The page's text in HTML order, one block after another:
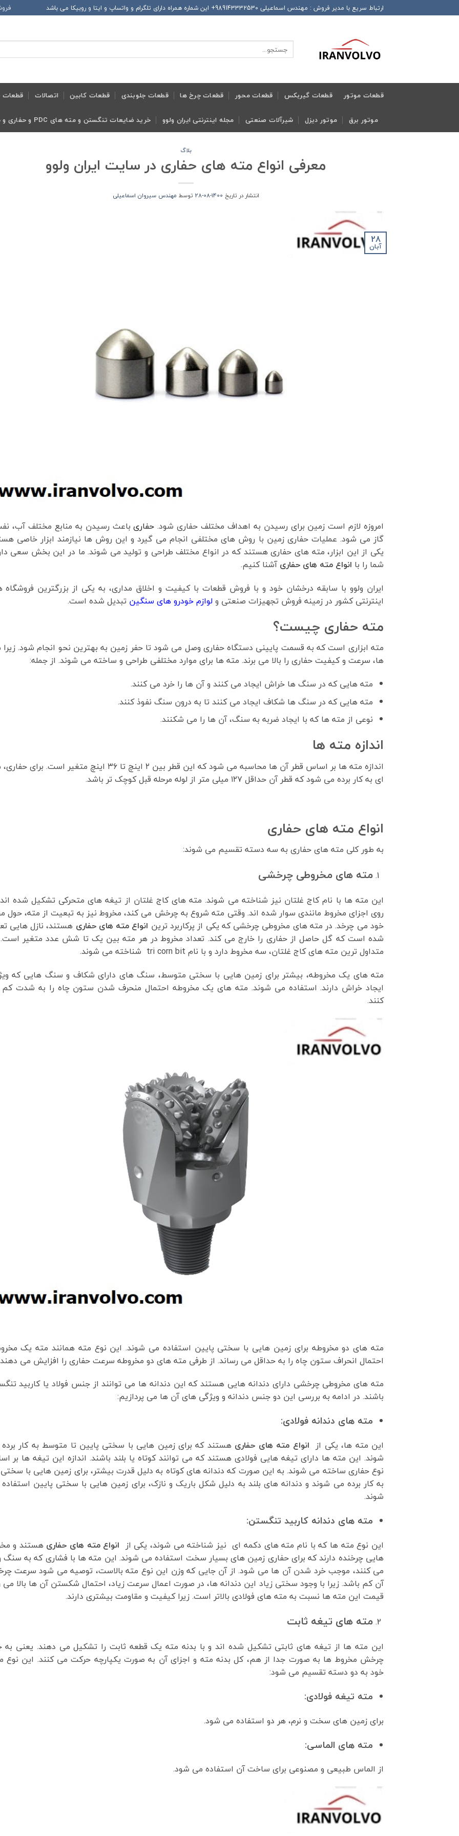
to
ارتباط سریع با مدیر فروش : مهندس اسماعیلی 989143332530+ این شماره همراه دارای تلگرام و واتساپ و ایتا و روبیکا می باشد
جستجو
برای:
قطعات موتور قطعات گیربکس قطعات محور قطعات چرخ ها قطعات جلوبندی قطعات کابین اتصالات قطعات
موتور برق موتور دیزل شیرآلات صنعتی مجله اینترنتی ایران ولوو خرید ضایعات تنگستن و مته های PDC و حفاری و معدنی و ابزار تراش
بلاگ
معرفی انواع مته های حفاری در سایت ایران ولوو
انتشار در تاریخ 1400-08-28 توسط مهندس سیروان اسماعیلی
28
آبان
امروزه لازم است زمین برای رسیدن به اهداف مختلف حفاری شود. حفاریباعث رسیدن به منابع مختلف آب،
گاز می شود. عملیات حفاری زمین با روش های مختلفی انجام می گیرد و این روش ها نیازمند ابزار خاصی
یکی از این ابزار، مته های حفاری هستند که در انواع مختلف طراحی و تولید می شوند. ما در این بخش سعی
شما را با انواع مته های حفاریآشنا کنیم.
ایران ولوو با سابقه درخشان خود و با فروش قطعات با کیفیت و اخلاق مداری، به یکی از بزرگترین فروشگاه
اینترنتی کشور در زمینه فروش تجهیزات صنعتی ولوازم خودرو های سنگین تبدیل شده است.
مته حفاری چیست؟
مته ابزاری است که به قسمت پایینی دستگاه حفاری وصل می شود تا حفر زمین به بهترین نحو انجام شود. زیرا
ها، سرعت و کیفیت حفاری را بالا می برند. مته ها برای موارد مختلفی طراحی و ساخته می شوند. از جمله:
مته هایی که در سنگ ها خراش ایجاد می کنند و آن ها را خرد می کنند.
مته هایی که در سنگ ها شکاف ایجاد می کنند تا به درون سنگ نفوذ کنند.
نوعی از مته ها که با ایجاد ضربه به سنگ، آن ها را می شکنند.
اندازه مته ها
اندازه مته ها بر اساس قطر آن ها محاسبه می شود که این قطر بین ۲ اینچ تا ۳۶ اینچ متغیر است.
ای به کار برده می شود که قطر آن حداقل ۱۲۷ میلی متر از لوله مرحله قبل کوچک تر باشد.
انواع مته های حفاری
به طور کلی مته های حفاری به سه دسته تقسیم می شوند:
مته های مخروطی چرخشی
این مته ها با نام کاج غلتان نیز شناخته می شوند. مته های کاج غلتان از تیغه های متحرکی تشکیل شده
روی اجزای مخروط مانندی سوار شده اند. وقتی مته شروع به چرخش می کند، مخروط نیز به تبعیت از مته، حول
خود می چرخد. در مته های مخروطی چرخشی که یکی از پرکاربرد ترین انواع مته های حفاری هستند، نازل هایی
شده است که گل حاصل از حفاری را خارج می کند. تعداد مخروط در هر مته بین یک تا شش عدد متغیر است.
متداول ترین مته های کاج غلتان، سه مخروط دارد و با نام tri corn bit شناخته می شوند.
مته های یک مخروطه، بیشتر برای زمین هایی با سختی متوسط، سنگ های دارای شکاف و سنگ هایی که
ایجاد خراش دارند. استفاده می شوند. مته های یک مخروطه احتمال منحرف شدن ستون چاه را به شدت
کنند.
مته های دو مخروطه برای زمین هایی با سختی پایین استفاده می شوند. این نوع مته همانند مته یک
احتمال انحراف ستون چاه را به حداقل می رساند. از طرفی مته های دو مخروطه سرعت حفاری را افزایش می
مته های مخروطی چرخشی دارای دندانه هایی هستند که این دندانه ها می توانند از جنس فولاد یا کاربید
باشند. در ادامه به بررسی این دو جنس دندانه و ویژگی های آن ها می پردازیم:
مته های دندانه فولادی:
این مته ها، یکی از انواع مته های حفاری هستند که برای زمین هایی با سختی پایین تا متوسط به کار
شوند. این مته ها دارای تیغه هایی فولادی هستند که می توانند کوتاه یا بلند باشند. اندازه این تیغه ها بر
نوع حفاری ساخته می شوند. به این صورت که دندانه های کوتاه به دلیل قدرت بیشتر، برای زمین هایی با سختی
به کار برده می شوند و دندانه های بلند به دلیل شکل باریک و نازک، برای زمین هایی با سختی پایین
شوند.
مته های دندانه کاربید تنگستن:
این نوع مته ها که با نام مته های دکمه ای نیز شناخته می شوند، یکی از انواع مته های حفاری هستند و
هایی چرخنده دارند که برای حفاری زمین های بسیار سخت استفاده می شوند. این مته ها با فشاری که به سنگ
می کنند، موجب خرد شدن آن ها می شود. از آن جایی که وزن این نوع مته بالاست، توصیه می شود سرعت
آن کم باشد. زیرا با وجود سختی زیاد این دندانه ها، در صورت اعمال سرعت زیاد، احتمال شکستن آن ها بالا می
قیمت این مته ها نسبت به مته های فولادی بالاتر است. زیرا کیفیت و مقاومت بیشتری دارند.
مته های تیغه ثابت
این مته ها از تیغه های ثابتی تشکیل شده اند و با بدنه مته یک قطعه ثابت را تشکیل می دهند. یعنی به
چرخش مخروط ها به صورت جدا از هم، کل بدنه مته و اجزای آن به صورت یکپارچه حرکت می کنند. این نوع
خود به دو دسته تقسیم می شود:
مته تیغه فولادی:
برای زمین های سخت و نرم، هر دو استفاده می شود.
مته های الماسی:
از الماس طبیعی و مصنوعی برای ساخت آن استفاده می شود.